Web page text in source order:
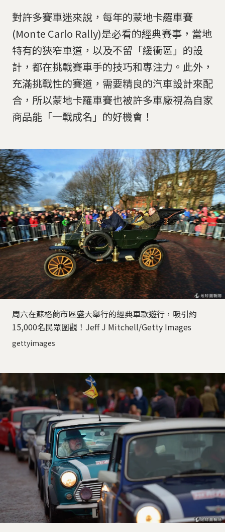
對許多賽車迷來說，每年的蒙地卡羅車賽
(Monte Carlo Rally)是必看的經典賽事，當地
特有的狹窄車道，以及不留「緩衝區」的設
計，都在挑戰賽車手的技巧和專注力。此外，
充滿挑戰性的賽道，需要精良的汽車設計來配
合，所以蒙地卡羅車賽也被許多車廠視為自家
商品能「一戰成名」的好機會！
周六在蘇格蘭市區盛大舉行的經典車款遊行，吸引約
15,000名民眾圍觀！Jeff J Mitchell/Getty Images
gettyimages